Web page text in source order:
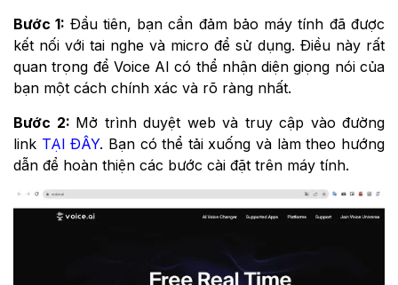
Bước 1: Đầu tiên, bạn cần đảm bảo máy tính đã được
kết nối với tai nghe và micro để sử dụng. Điều này rất
quan trọng để Voice AI có thể nhận diện giọng nói của
bạn một cách chính xác và rõ ràng nhất.
Bước 2: Mở trình duyệt web và truy cập vào đường
link TẠI ĐÂY. Bạn có thể tải xuống và làm theo hướng
dẫn để hoàn thiện các bước cài đặt trên máy tính.